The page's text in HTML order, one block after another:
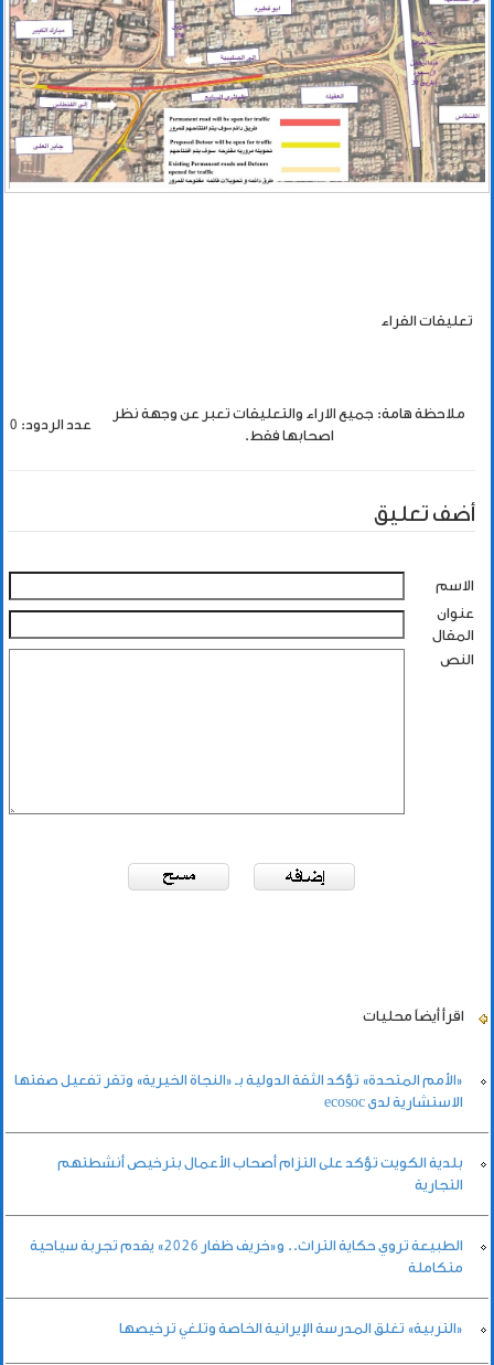
تعليقات القراء
ملاحظة هامة: جميع الاراء والتعليقات تعبر عن وجهة نظر
اصحابها فقط.
عدد الردود: 0
أضف تعليق
الاسم
عنوان
المقال
النص
اقرأ أيضاً محليات
«الأمم المتحدة» تؤكد الثقة الدولية بـ «النجاة الخيرية» وتقر تفعيل صفتها
الاستشارية لدى ecosoc
بلدية الكويت تؤكد على التزام أصحاب الأعمال بترخيص أنشطتهم
التجارية
الطبيعة تروي حكاية التراث.. و«خريف ظفار 2026» يقدم تجربة سياحية
متكاملة
«التربية» تغلق المدرسة الإيرانية الخاصة وتلغي ترخيصها